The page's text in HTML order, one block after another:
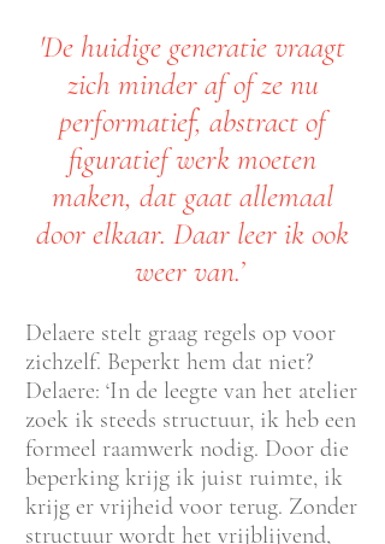
'De huidige generatie vraagt
zich minder af of ze nu
performatief, abstract of
figuratief werk moeten
maken, dat gaat allemaal
door elkaar. Daar leer ik ook
weer van.’
Delaere stelt graag regels op voor
zichzelf. Beperkt hem dat niet?
Delaere: ‘In de leegte van het atelier
zoek ik steeds structuur, ik heb een
formeel raamwerk nodig. Door die
beperking krijg ik juist ruimte, ik
krijg er vrijheid voor terug. Zonder
structuur wordt het vrijblijvend,